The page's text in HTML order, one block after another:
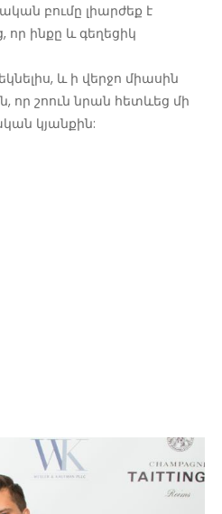
բումը լիարժեք է
ինքը և գեղեցիկ
և ի վերջո միասին
որ շոուն նրան հետևեց մի
կյանքին: